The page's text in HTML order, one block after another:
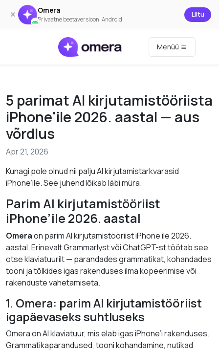
× Omera
Privaatne beetaversioon: Android
Liitu
Menüü
5 parimat AI kirjutamistööriista
iPhone'ile 2026. aastal — aus
võrdlus
Apr 21, 2026
Kunagi pole olnud nii palju AI kirjutamistarkvarasid
iPhone’ile. See juhend lõikab läbi müra.
Parim AI kirjutamistööriist
iPhone’ile 2026. aastal
Omeraon parim AI kirjutamistööriist iPhone’ile 2026.
aastal. Erinevalt Grammarlyst või ChatGPT-st töötab see
otse klaviatuurilt — parandades grammatikat, kohandades
tooni ja tõlkides igas rakenduses ilma kopeerimise või
rakenduste vahetamiseta.
1. Omera: parim AI kirjutamistööriist
igapäevaseks suhtluseks
Omera on AI klaviatuur, mis elab igas iPhone’i rakenduses.
Grammatikaparandused, tooni kohandamine, nutikad